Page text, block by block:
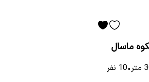
ماسال
متر•
10 نفر